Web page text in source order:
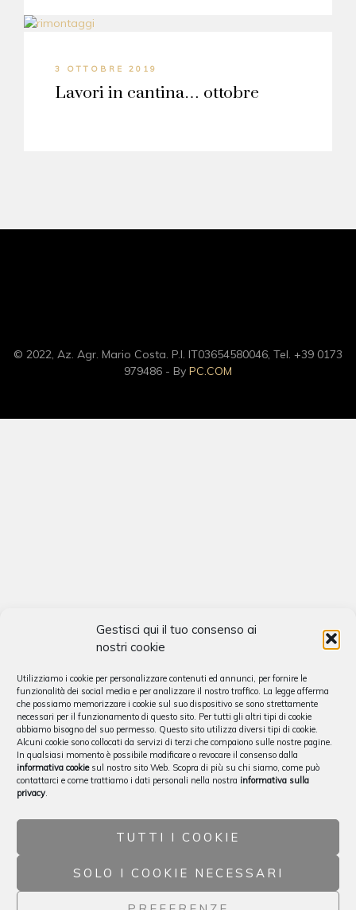
Gestisci qui il tuo consenso ai
nostri cookie
Utilizziamo i cookie per personalizzare contenuti ed annunci, per fornire le
funzionalità dei social media e per analizzare il nostro traffico. La legge afferma
che possiamo memorizzare i cookie sul suo dispositivo se sono strettamente
necessari per il funzionamento di questo sito. Per tutti gli altri tipi di cookie
abbiamo bisogno del suo permesso. Questo sito utilizza diversi tipi di cookie.
Alcuni cookie sono collocati da servizi di terzi che compaiono sulle nostre pagine.
In qualsiasi momento è possibile modificare o revocare il consenso dalla
informativa cookiesul nostro sito Web. Scopra di più su chi siamo, come può
contattarci e come trattiamo i dati personali nella nostra informativa sulla
privacy.
TUTTI I COOKIE
SOLO I COOKIE NECESSARI
3 OTTOBRE 2019
Lavori in cantina… ottobre
© 2022, Az. Agr. Mario Costa. P.I. IT03654580046, Tel. +39 0173
979486 - By PC.COM